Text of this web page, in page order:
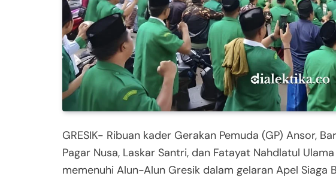
GRESIK- Ribuan kader Gerakan Pemuda (GP) Ansor,
Pagar Nusa, Laskar Santri, dan Fatayat Nahdlatul
memenuhi Alun-Alun Gresik dalam gelaran Apel Siaga